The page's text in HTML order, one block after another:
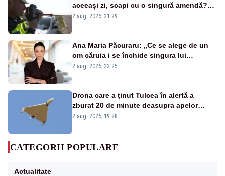
aceeași zi, scapi cu o singură amendă?
Ce spune legea
2 aug. 2026, 21:29
Ana Maria Păcuraru: „Ce se alege de un
om căruia i se închide singura lui
portiță?”
2 aug. 2026, 23:25
Drona care a ținut Tulcea în alertă a
zburat 20 de minute deasupra apelor
României. Au fost ridicate două F-16
2 aug. 2026, 19:28
CATEGORII POPULARE
Actualitate